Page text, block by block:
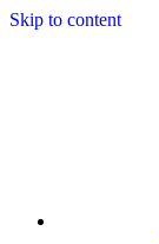
Skip to content